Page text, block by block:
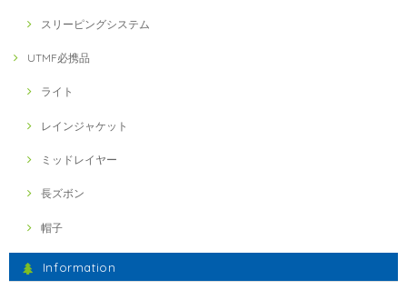
スリーピングシステム
UTMF必携品
ライト
レインジャケット
ミッドレイヤー
長ズボン
帽子
Information